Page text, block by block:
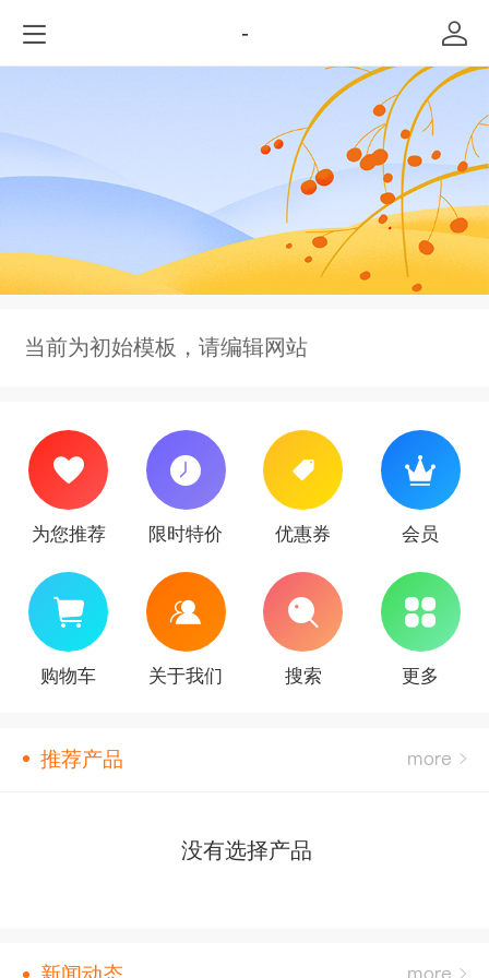
-
当前为初始模板，请编辑网站
为您推荐 限时特价 优惠券 会员
购物车 关于我们 搜索 更多
推荐产品
没有选择产品